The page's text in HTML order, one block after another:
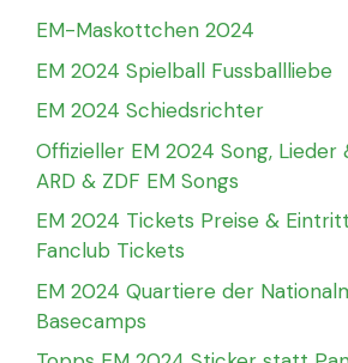
EM-Maskottchen 2024
EM 2024 Spielball Fussballliebe
EM 2024 Schiedsrichter
Offizieller EM 2024 Song, Lieder
ARD & ZDF EM Songs
EM 2024 Tickets Preise &
Fanclub Tickets
EM 2024 Quartiere der
Basecamps